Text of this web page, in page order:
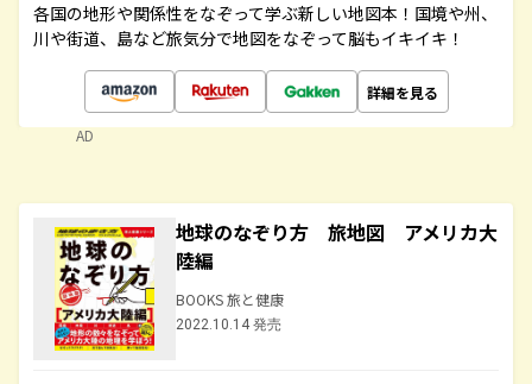
各国の地形や関係性をなぞって学ぶ新しい地図本！国境や州、
川や街道、島など旅気分で地図をなぞって脳もイキイキ！
詳細を見る
AD
地球のなぞり方 旅地図 アメリカ大
陸編
BOOKS 旅と健康
2022.10.14 発売